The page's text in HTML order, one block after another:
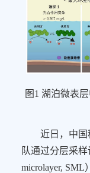
图 1 湖泊微表
近日，中国
队通过分层采
microlayer, SML